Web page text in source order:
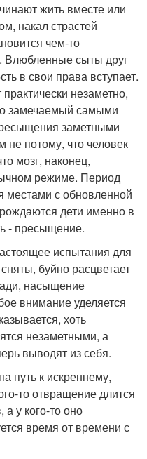
жить вместе или
накал страстей
чем-то
сыты друг
в свои права вступает.
незаметно,
замечаемый самыми
заметными
не потому, что человек
мозг, наконец,
режиме. Период
местами с обновленной
дети именно в
- пресыщение.
испытания для
буйно расцветает
насыщение
внимание уделяется
хоть
незаметными, а
выводят из себя.
путь к искреннему,
то отвращение длится
а у кого-то оно
время от времени с